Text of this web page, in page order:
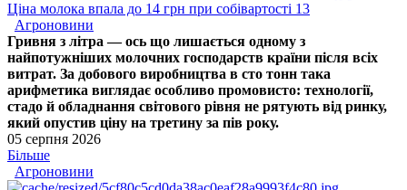
Ціна молока впала до 14 грн при собівартості 13
Агроновини
Гривня з літра — ось що лишається одному з
найпотужніших молочних господарств країни після всіх
витрат. За добового виробництва в сто тонн така
арифметика виглядає особливо промовисто: технології,
стадо й обладнання світового рівня не рятують від ринку,
який опустив ціну на третину за пів року.
05 серпня 2026
Більше
Агроновини